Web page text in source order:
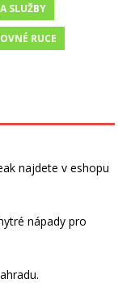
SLUŽBY
RUCE
najdete v eshopu
nápady pro